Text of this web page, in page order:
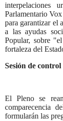
interpelaciones
Parlamentario
para garantizar el
a las ayudas
Popular, sobre
fortaleza del
Sesión de control
El Pleno se
comparecencia
formularán las